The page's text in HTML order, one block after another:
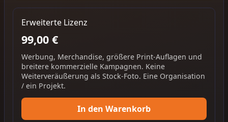
Erweiterte Lizenz
99,00 €
Werbung, Merchandise, größere Print-Auflagen und
breitere kommerzielle Kampagnen. Keine
Weiterveräußerung als Stock-Foto. Eine Organisation
/ ein Projekt.
In den Warenkorb